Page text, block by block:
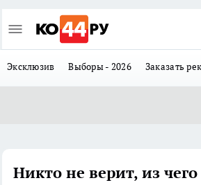
Эксклюзив Выборы - 2026 Заказать
Никто не верит, из чего